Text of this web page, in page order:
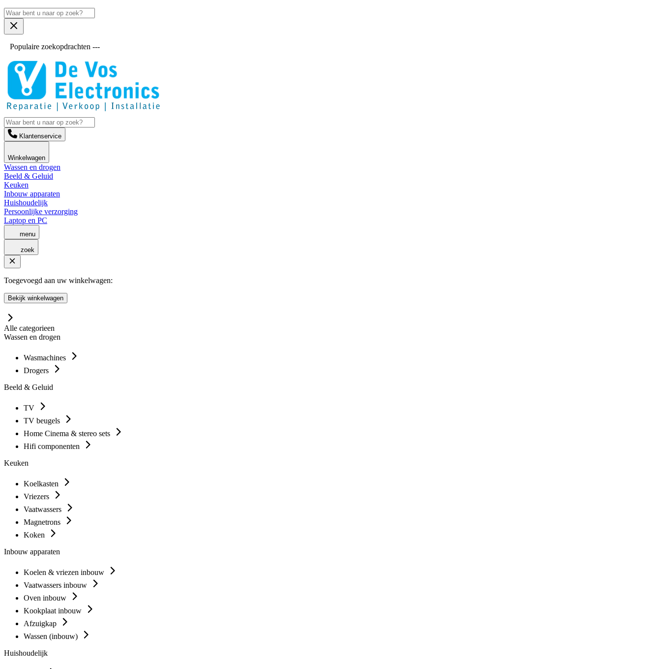
Populaire zoekopdrachten ---
Klantenservice
Winkelwagen
Wassen en drogen
Beeld & Geluid
Keuken
Inbouw apparaten
Huishoudelijk
Persoonlijke verzorging
Laptop en PC
menu
zoek
Toegevoegd aan uw winkelwagen:
Bekijk winkelwagen
Alle categorieen
Wassen en drogen
Wasmachines
Drogers
Beeld & Geluid
TV
TV beugels
Home Cinema & stereo sets
Hifi componenten
Keuken
Koelkasten
Vriezers
Vaatwassers
Magnetrons
Koken
Inbouw apparaten
Koelen & vriezen inbouw
Vaatwassers inbouw
Oven inbouw
Kookplaat inbouw
Afzuigkap
Wassen (inbouw)
Huishoudelijk